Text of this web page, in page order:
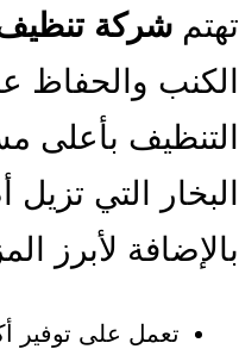
تهتم شركة تنظيف
الكنب والحفاظ
التنظيف بأعلى
البخار التي
بالإضافة لأبرز
تعمل على توفير